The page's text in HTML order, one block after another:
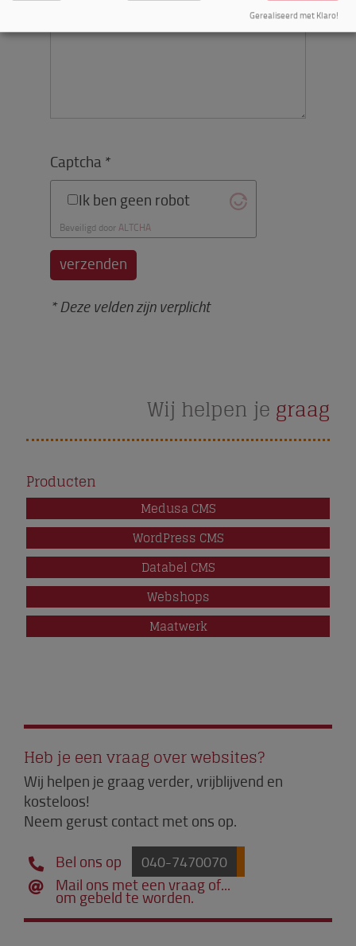
Captcha *
Ik ben geen robot
Beveiligd doorALTCHA
* Deze velden zijn verplicht
Wij helpen je graag
Producten
Medusa CMS
WordPress CMS
themes,
Databel CMS
Webshops
Maatwerk
Heb je een vraag over websites?
Wij helpen je graag verder, vrijblijvend en
kosteloos!
Neem gerust contact met ons op.
Bel ons op 040-7470070
Mail ons met een vraag of...
om gebeld te worden.
Gerealiseerd met Klaro!